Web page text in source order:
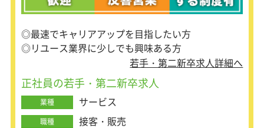
◎最速でキャリアアップを目指したい方
◎リユース業界に少しでも興味ある方
若手・第二新卒求人詳細へ
正社員の若手・第二新卒求人
業種 サービス
職種 接客・販売